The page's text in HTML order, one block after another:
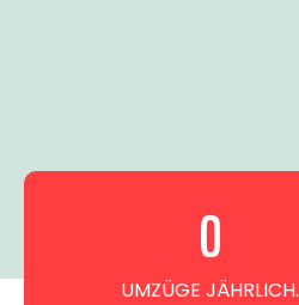
UMZÜGE JÄHRLICH.
0